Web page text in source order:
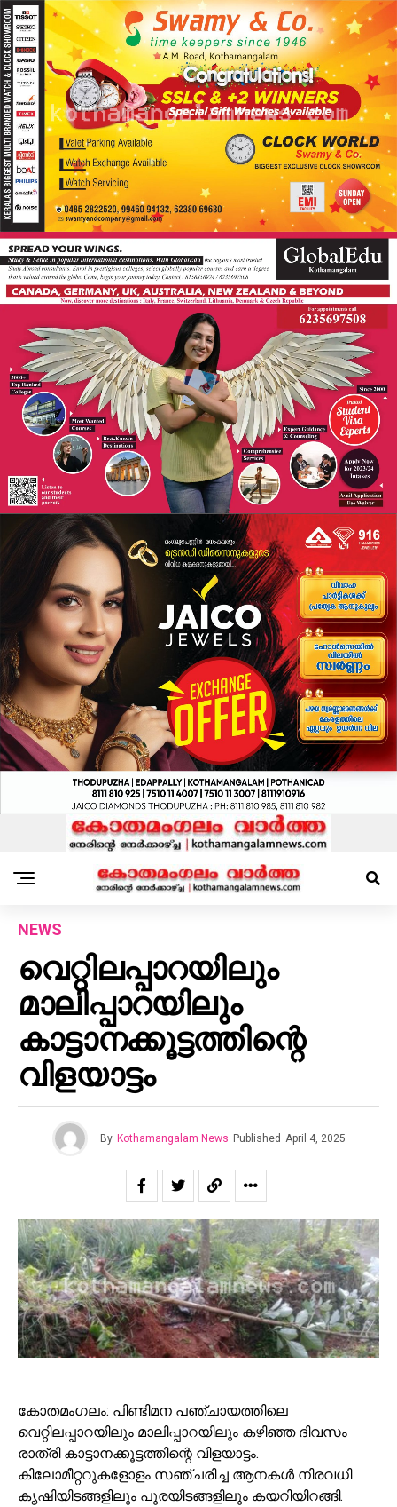
NEWS
വെറ്റിലപ്പാറയിലും
മാലിപ്പാറയിലും
കാട്ടാനക്കൂട്ടത്തിന്റെ
വിളയാട്ടം
By Kothamangalam News Published April 4, 2025
കോതമംഗലം: പിണ്ടിമന പഞ്ചായത്തിലെ
വെറ്റിലപ്പാറയിലും മാലിപ്പാറയിലും കഴിഞ്ഞ ദിവസം
രാത്രി കാട്ടാനക്കൂട്ടത്തിന്റെ വിളയാട്ടം.
കിലോമീറ്ററുകളോളം സഞ്ചരിച്ച ആനകള്‍ നിരവധി
കൃഷിയിടങ്ങളിലും പുരയിടങ്ങളിലും കയറിയിറങ്ങി.